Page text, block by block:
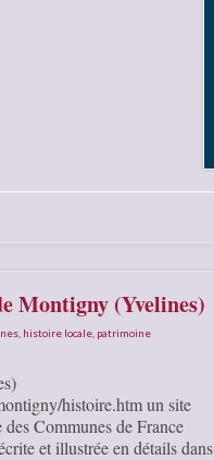
Montigny (Yvelines)
histoire locale patrimoine
histoire.htm un site
Communes de France
et illustrée en détails dans